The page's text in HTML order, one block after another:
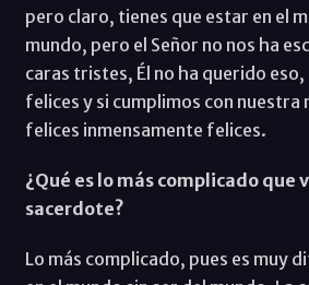
pero claro, tienes que estar en el
mundo, pero el Señor no nos ha
caras tristes, Él no ha querido
felices y si cumplimos con nuestra
felices inmensamente felices.
¿Qué es lo más complicado que
sacerdote?
Lo más complicado, pues es muy